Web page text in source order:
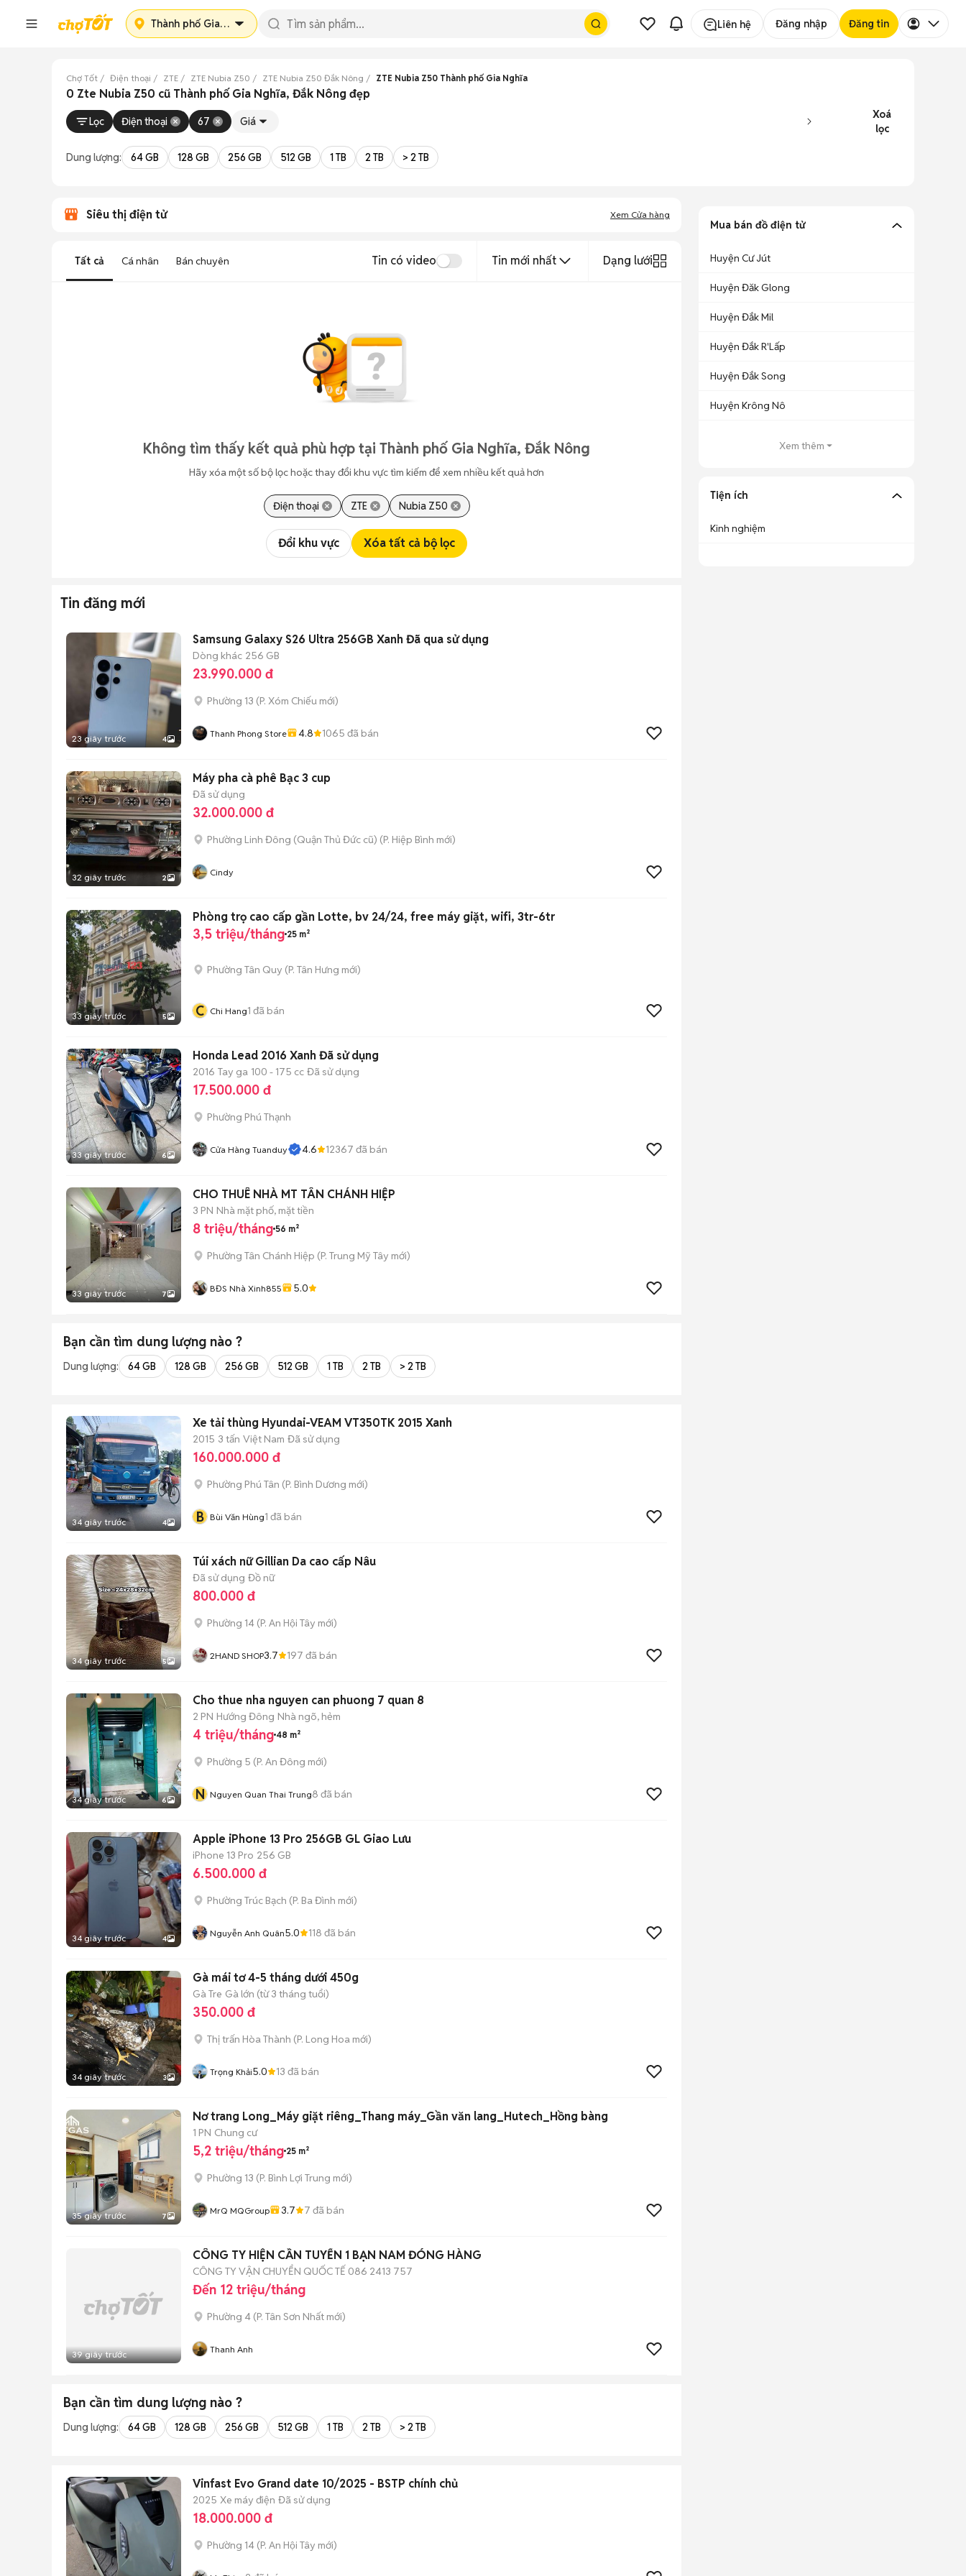
Thành phố Gia Nghĩa Liên hệ Đăng nhập Đăng tin
Chợ Tốt Điện thoại ZTE ZTE Nubia Z50 ZTE Nubia Z50 Đắk Nông ZTE Nubia Z50 Thành phố Gia Nghĩa
0 Zte Nubia Z50 cũ Thành phố Gia Nghĩa, Đắk Nông đẹp
Lọc Điện thoại 67 Giá
Xoá
lọc
Dung lượng: 64 GB 128 GB 256 GB 512 GB 1 TB 2 TB > 2 TB
Siêu thị điện tử Xem Cửa hàng
Tất cả Cá nhân Bán chuyên Tin có video Tin mới nhất Dạng lưới
Không tìm thấy kết quả phù hợp tại Thành phố Gia Nghĩa, Đắk Nông
Hãy xóa một số bộ lọc hoặc thay đổi khu vực tìm kiếm để xem nhiều kết quả hơn
Điện thoại ZTE Nubia Z50
Đổi khu vực Xóa tất cả bộ lọc
Tin đăng mới
23 giây trước 4
Samsung Galaxy S26 Ultra 256GB Xanh Đã qua sử dụng
Dòng khác 256 GB
23.990.000 đ
Phường 13 (P. Xóm Chiếu mới)
Thanh Phong Store 4.8 1065 đã bán
32 giây trước 2
Máy pha cà phê Bạc 3 cup
Đã sử dụng
32.000.000 đ
Phường Linh Đông (Quận Thủ Đức cũ) (P. Hiệp Bình mới)
Cindy
33 giây trước 5
Phòng trọ cao cấp gần Lotte, bv 24/24, free máy giặt, wifi, 3tr-6tr
3,5 triệu/tháng 25 m²
Phường Tân Quy (P. Tân Hưng mới)
C Chi Hang1 đã bán
33 giây trước 6
Honda Lead 2016 Xanh Đã sử dụng
2016 Tay ga 100 - 175 cc Đã sử dụng
17.500.000 đ
Phường Phú Thạnh
Cửa Hàng Tuanduy 4.6 12367 đã bán
33 giây trước 7
CHO THUÊ NHÀ MT TÂN CHÁNH HIỆP
3 PN Nhà mặt phố, mặt tiền
8 triệu/tháng 56 m²
Phường Tân Chánh Hiệp (P. Trung Mỹ Tây mới)
BĐS Nhà Xinh855 5.0
Bạn cần tìm dung lượng nào ?
Dung lượng: 64 GB 128 GB 256 GB 512 GB 1 TB 2 TB > 2 TB
34 giây trước 4
Xe tải thùng Hyundai-VEAM VT350TK 2015 Xanh
2015 3 tấn Việt Nam Đã sử dụng
160.000.000 đ
Phường Phú Tân (P. Bình Dương mới)
B Bùi Văn Hùng1 đã bán
34 giây trước 5
Túi xách nữ Gillian Da cao cấp Nâu
Đã sử dụng Đồ nữ
800.000 đ
Phường 14 (P. An Hội Tây mới)
2HAND SHOP3.7 197 đã bán
34 giây trước 6
Cho thue nha nguyen can phuong 7 quan 8
2 PN Hướng Đông Nhà ngõ, hẻm
4 triệu/tháng 48 m²
Phường 5 (P. An Đông mới)
N Nguyen Quan Thai Trung8 đã bán
34 giây trước 4
Apple iPhone 13 Pro 256GB GL Giao Lưu
iPhone 13 Pro 256 GB
6.500.000 đ
Phường Trúc Bạch (P. Ba Đình mới)
Nguyễn Anh Quân5.0 118 đã bán
34 giây trước 3
Gà mái tơ 4-5 tháng dưới 450g
Gà Tre Gà lớn (từ 3 tháng tuổi)
350.000 đ
Thị trấn Hòa Thành (P. Long Hoa mới)
Trọng Khải5.0 13 đã bán
35 giây trước 7
Nơ trang Long_Máy giặt riêng_Thang máy_Gần văn lang_Hutech_Hồng bàng
1 PN Chung cư
5,2 triệu/tháng 25 m²
Phường 13 (P. Bình Lợi Trung mới)
MrQ MQGroup 3.7 7 đã bán
39 giây trước
CÔNG TY HIỆN CẦN TUYỂN 1 BẠN NAM ĐÓNG HÀNG
CÔNG TY VẬN CHUYỂN QUỐC TẾ 086 2413 757
Đến 12 triệu/tháng
Phường 4 (P. Tân Sơn Nhất mới)
Thanh Anh
Bạn cần tìm dung lượng nào ?
Dung lượng: 64 GB 128 GB 256 GB 512 GB 1 TB 2 TB > 2 TB
Vinfast Evo Grand date 10/2025 - BSTP chính chủ
2025 Xe máy điện Đã sử dụng
18.000.000 đ
Phường 14 (P. An Hội Tây mới)
Mua bán đồ điện tử
Huyện Cư Jút
Huyện Đăk Glong
Huyện Đắk Mil
Huyện Đắk R'Lấp
Huyện Đắk Song
Huyện Krông Nô
Xem thêm
Tiện ích
Kinh nghiệm